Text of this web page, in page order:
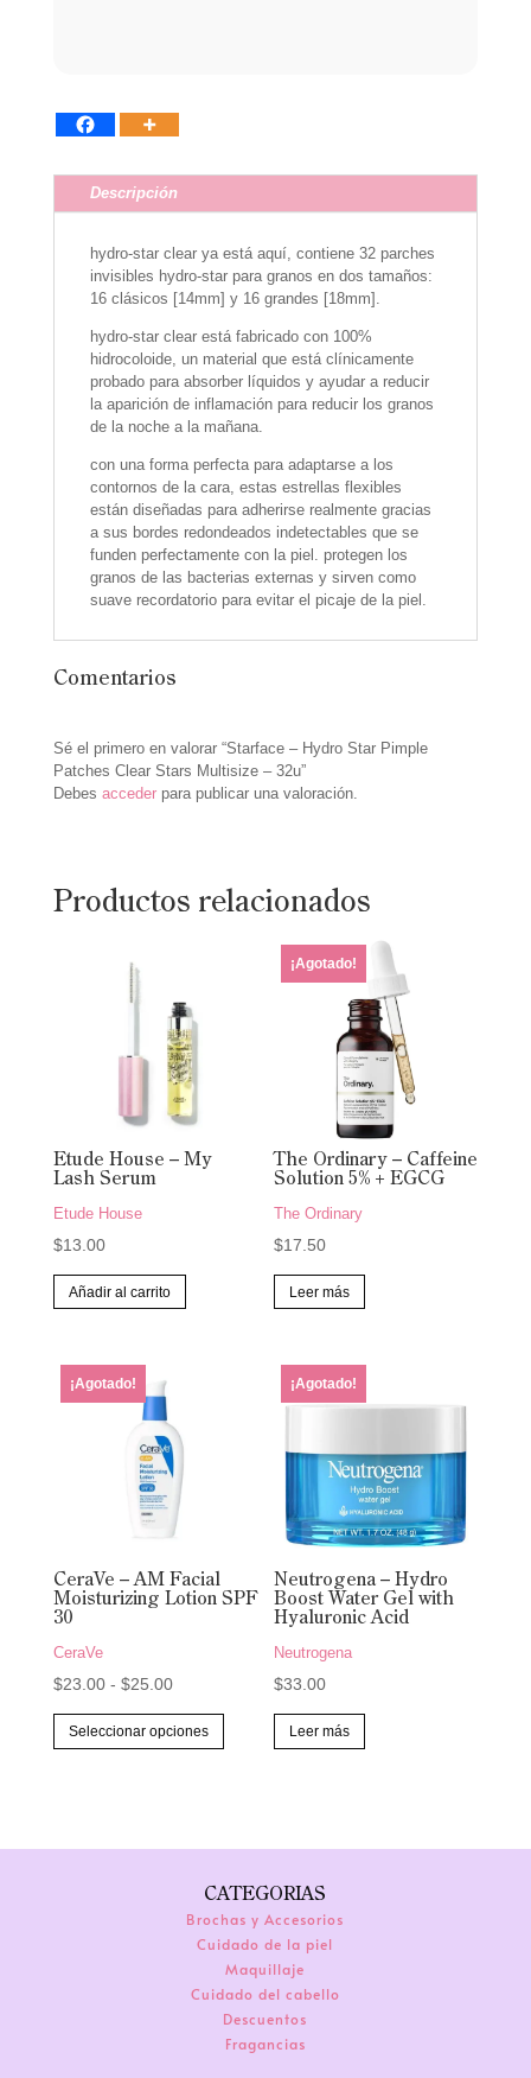
Descripción
hydro-star clear ya está aquí, contiene 32 parches
invisibles hydro-star para granos en dos tamaños:
16 clásicos [14mm] y 16 grandes [18mm].
hydro-star clear está fabricado con 100%
hidrocoloide, un material que está clínicamente
probado para absorber líquidos y ayudar a reducir
la aparición de inflamación para reducir los granos
de la noche a la mañana.
con una forma perfecta para adaptarse a los
contornos de la cara, estas estrellas flexibles
están diseñadas para adherirse realmente gracias
a sus bordes redondeados indetectables que se
funden perfectamente con la piel. protegen los
granos de las bacterias externas y sirven como
suave recordatorio para evitar el picaje de la piel.
Comentarios
Sé el primero en valorar “Starface – Hydro Star Pimple
Patches Clear Stars Multisize – 32u”
Debes accederpara publicar una valoración.
Productos relacionados
Etude House – My
Lash Serum
Etude House
$13.00
Añadir al carrito
¡Agotado!
The Ordinary – Caffeine
Solution 5% + EGCG
The Ordinary
$17.50
Leer más
¡Agotado!
CeraVe – AM Facial
Moisturizing Lotion SPF
30
CeraVe
$23.00 - $25.00Rango
de
precios:
Seleccionar opciones
Este
producto
opciones
se
pueden
elegir
en
la
¡Agotado!
Neutrogena – Hydro
Boost Water Gel with
Hyaluronic Acid
Neutrogena
$33.00
Leer más
CATEGORIAS
Brochas y Accesorios
Cuidado de la piel
Maquillaje
Cuidado del cabello
Descuentos
Fragancias